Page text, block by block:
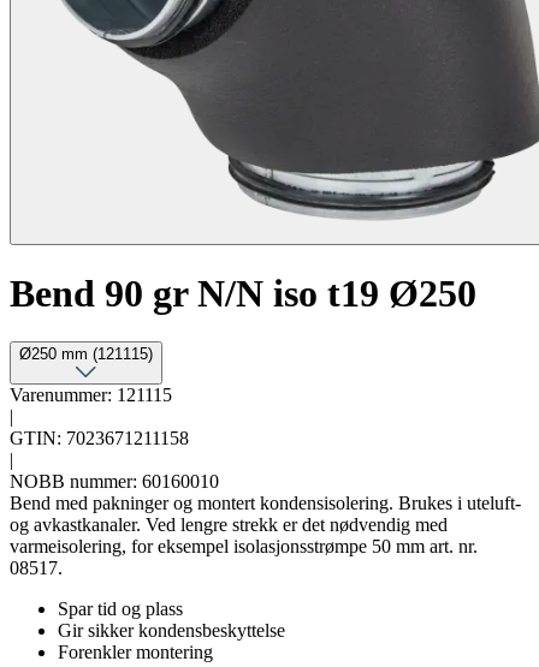
Bend 90 gr N/N iso t19 Ø250
Ø250 mm (121115)
Varenummer: 121115
|
GTIN: 7023671211158
|
NOBB nummer: 60160010
Bend med pakninger og montert kondensisolering. Brukes i uteluft-
og avkastkanaler. Ved lengre strekk er det nødvendig med
varmeisolering, for eksempel isolasjonsstrømpe 50 mm art. nr.
08517.
Spar tid og plass
Gir sikker kondensbeskyttelse
Forenkler montering